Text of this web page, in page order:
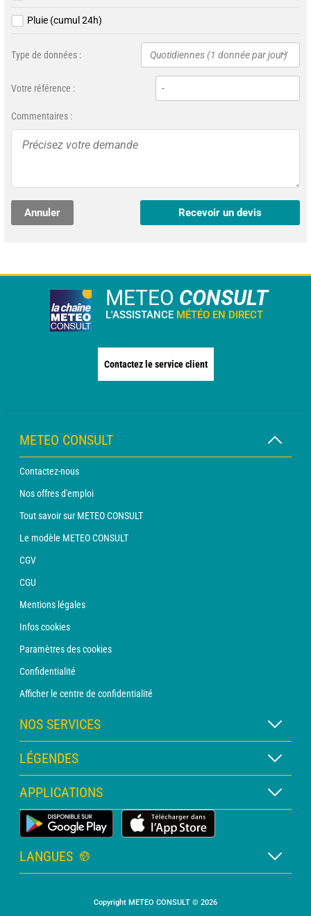
Pluie (cumul 24h)
Type de données : Quotidiennes (1 donnée par jour)
Votre référence :
Commentaires :
Annuler Recevoir un devis
METEO CONSULT
L'ASSISTANCE MÉTÉO EN DIRECT
Contactez le service client
METEO CONSULT
Contactez-nous
Nos offres d'emploi
Tout savoir sur METEO CONSULT
Le modèle METEO CONSULT
CGV
CGU
Mentions légales
Infos cookies
Paramètres des cookies
Confidentialité
Afficher le centre de confidentialité
NOS SERVICES
Abonnement METEO Xpert
Abonnement METEO PRO
Consultation avec un prévisionniste
Bulletin PRO
LÉGENDES
Légende des cartes
Légende des pictogrammes
Glossaire
APPLICATIONS
Application Météo Terrestre
LANGUES
Copyright METEO CONSULT © 2026